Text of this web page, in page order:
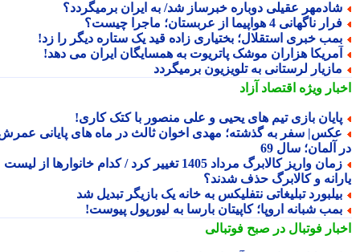
عقیلی دوباره خبرساز شد/ به ایران برمیگردد؟
ناگهانی 4 هواپیما از عربستان؛ ماجرا چیست؟
خبری استقلال؛ بختیاری زاده قید یک ستاره دیگر را زد!
هزاران موشک پاتریوت به همسایگان ایران می دهد!
لرستانی به تلویزیون برمیگردد
ویژهاقتصاد آزاد
بازی تیم های یحیی و علی منصور با کتک کاری!
سفر به گذشته؛ مهدی اخوان ثالث در ماه های پایانی عمرش
آلمان؛ سال 69
زمان واریز کالابرگ مرداد 1405 تغییر کرد / کدام خانوارها از لیست
و کالابرگ حذف شدند؟
تبلیغاتی نتفلیکس به خانه یک بازیگر تبدیل شد
شبانه اروپا؛ کاپیتان بارسا به لیورپول پیوست!
فوتبال در صبح فوتبالی